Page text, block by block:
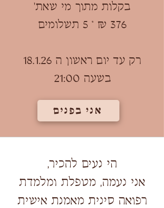
בקלות מתוך מי שאת'
376 ₪ * 5 תשלומים
רק עד יום ראשון ה 18.1.26
בשעה 21:00
אני בפנים
הי נעים להכיר,
אני נעמה, מטפלת ומלמדת
רפואה סינית מאמנת אישית